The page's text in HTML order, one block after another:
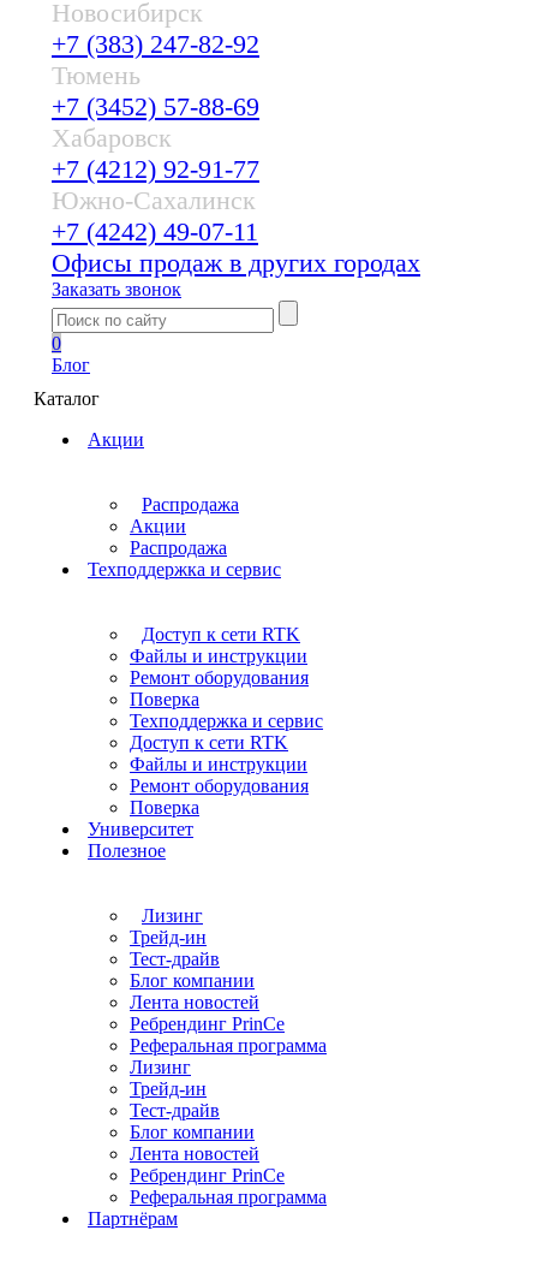
Новосибирск
+7 (383) 247-82-92
Тюмень
+7 (3452) 57-88-69
Хабаровск
+7 (4212) 92-91-77
Южно-Сахалинск
+7 (4242) 49-07-11
Офисы продаж в других городах
Заказать звонок
0
Блог
Каталог
Акции
Распродажа
Акции
Распродажа
Техподдержка и сервис
Доступ к сети RTK
Файлы и инструкции
Ремонт оборудования
Поверка
Техподдержка и сервис
Доступ к сети RTK
Файлы и инструкции
Ремонт оборудования
Поверка
Университет
Полезное
Лизинг
Трейд-ин
Тест-драйв
Блог компании
Лента новостей
Ребрендинг PrinCe
Реферальная программа
Лизинг
Трейд-ин
Тест-драйв
Блог компании
Лента новостей
Ребрендинг PrinCe
Реферальная программа
Партнёрам